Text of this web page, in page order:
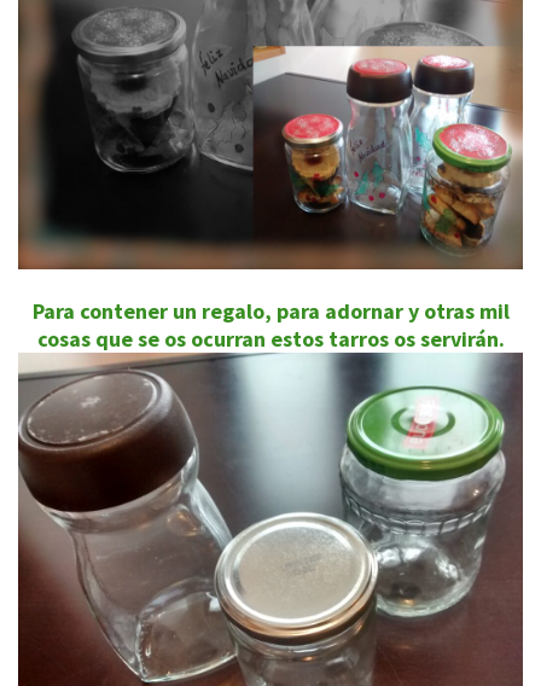
Para contener un regalo, para adornar y otras mil
cosas que se os ocurran estos tarros os servirán.